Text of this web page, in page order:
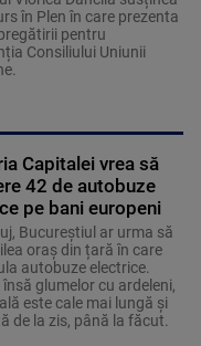
în Plen în care prezenta
pentru
Consiliului Uniunii
Capitalei vrea să
42 de autobuze
pe bani europeni
Bucureștiul ar urma să
oraș din țară în care
autobuze electrice.
glumelor cu ardeleni,
este cale mai lungă şi
de la zis, până la făcut.